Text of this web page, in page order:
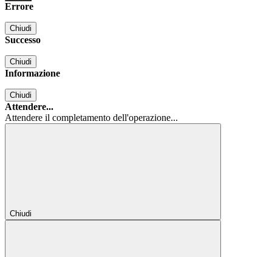
Errore
Chiudi
Successo
Chiudi
Informazione
Chiudi
Attendere...
Attendere il completamento dell'operazione...
Chiudi